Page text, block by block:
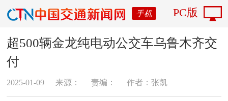
手机 PC版
超500辆金龙纯电动公交车乌鲁木齐交
付
2025-01-09 来源： 责编： 作者：张凯